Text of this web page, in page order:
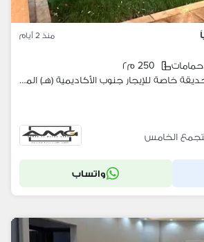
منذ 2 أيام
250 م٢
شقة أرضي بمدخل وحديقة خاصة للإيجار جنوب الأكاديمية (هـ) الموقع التجمع الاول أمام مربع حديقة مباشرة + غرفة خادمة بحمام مستقل + غرفة غسيل + مخزن.
الخامس
واتساب